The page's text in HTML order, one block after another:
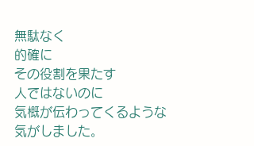
無駄なく
的確に
その役割を果たす
人ではないのに
気概が伝わってくるような
気がしました。